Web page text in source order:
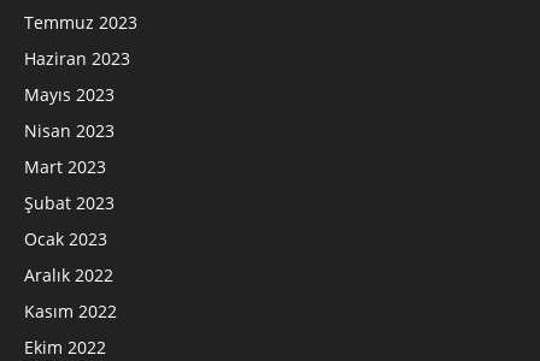
Temmuz 2023
Haziran 2023
Mayıs 2023
Nisan 2023
Mart 2023
Şubat 2023
Ocak 2023
Aralık 2022
Kasım 2022
Ekim 2022